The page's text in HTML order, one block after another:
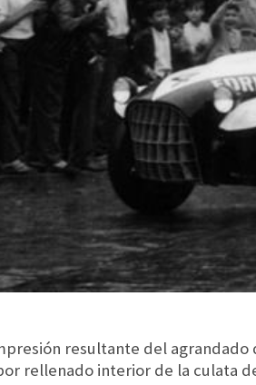
resultante del
rellenado interior de la culata